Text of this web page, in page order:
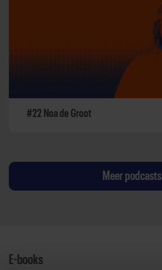
#22 Noa de Groot
Meer podcasts
E-books